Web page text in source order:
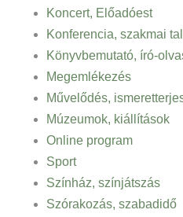
Koncert, Előadóest
Konferencia, szakmai
Könyvbemutató, író-
Megemlékezés
Művelődés,
Múzeumok, kiállítások
Online program
Sport
Színház, színjátszás
Szórakozás, szabadidő